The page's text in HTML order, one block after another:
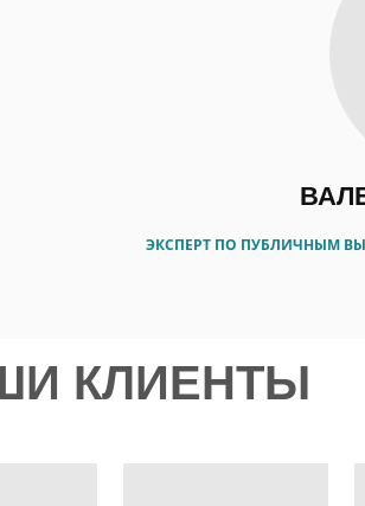
ЭКСПЕРТ ПО ПУБЛИЧНЫМ
КЛИЕНТЫ